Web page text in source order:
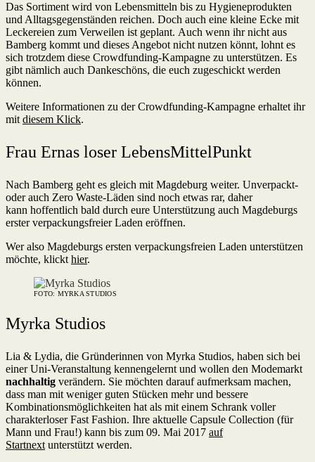
Das Sortiment wird von Lebensmitteln bis zu Hygieneprodukten
und Alltagsgegenständen reichen. Doch auch eine kleine Ecke mit
Leckereien zum Verweilen ist geplant. Auch wenn ihr nicht aus
Bamberg kommt und dieses Angebot nicht nutzen könnt, lohnt es
sich trotzdem diese Crowdfunding-Kampagne zu unterstützen. Es
gibt nämlich auch Dankeschöns, die euch zugeschickt werden
können.
Weitere Informationen zu der Crowdfunding-Kampagne erhaltet ihr
mit diesem Klick.
Frau Ernas loser LebensMittelPunkt
Nach Bamberg geht es gleich mit Magdeburg weiter. Unverpackt-
oder auch Zero Waste-Läden sind noch etwas rar, daher
kann hoffentlich bald durch eure Unterstützung auch Magdeburgs
erster verpackungsfreier Laden eröffnen.
Wer also Magdeburgs ersten verpackungsfreien Laden unterstützen
möchte, klickt hier.
FOTO: MYRKA STUDIOS
Myrka Studios
Lia & Lydia, die Gründerinnen von Myrka Studios, haben sich bei
einer Uni-Veranstaltung kennengelernt und wollen den Modemarkt
nachhaltig verändern. Sie möchten darauf aufmerksam machen,
dass man mit weniger guten Stücken mehr und bessere
Kombinationsmöglichkeiten hat als mit einem Schrank voller
charakterloser Fast Fashion. Ihre aktuelle Capsule Collection (für
Mann und Frau!) kann bis zum 09. Mai 2017 auf
Startnext unterstützt werden.